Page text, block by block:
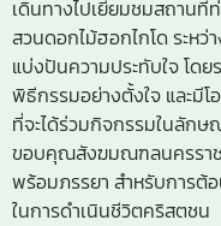
เดินทางไปเยี่ยมชมสถานที่
สวนดอกไม้ฮอกไกโด ระห
แบ่งปันความประทับใจ โดย
พิธีกรรมอย่างตั้งใจ และมี
ที่จะได้ร่วมกิจกรรมในลัก
ขอบคุณสังฆมณฑลนครรา
พร้อมภรรยา สำหรับการต้
ในการดำเนินชีวิตคริสตชน